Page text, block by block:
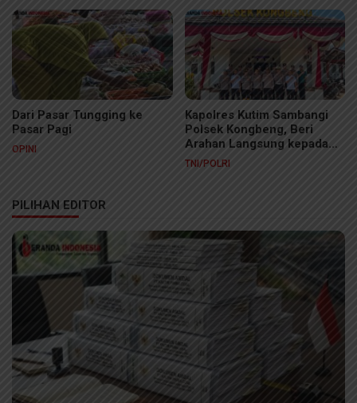
Dari Pasar Tungging ke
Pasar Pagi
OPINI
Kapolres Kutim Sambangi
Polsek Kongbeng, Beri
Arahan Langsung kepada
Personel
TNI/POLRI
PILIHAN EDITOR